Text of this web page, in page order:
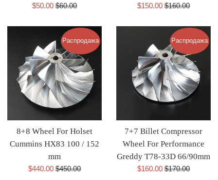
Цена
скидкой
$50.00 Обычная
$60.00
Цена
скидкой
$150.00 Обычная
$160.00
8+8 Wheel For Holset
Cummins HX83 100 / 152
mm
Цена
$440.00 Обычная
$450.00
Распродажа
7+7 Billet Compressor
Wheel For Performance
Greddy T78-33D 66/90mm
Цена
$160.00 Обычная
$170.00
Распродажа